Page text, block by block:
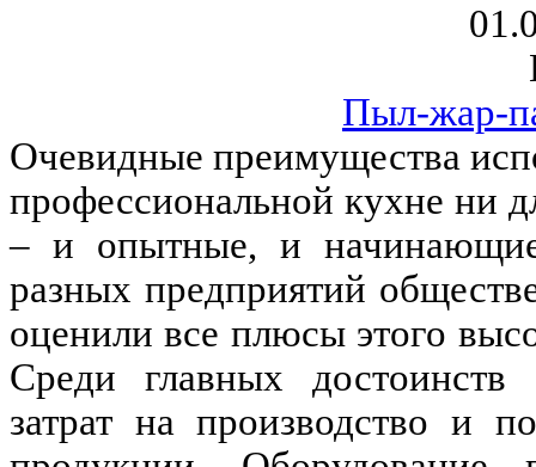
Пыл-жар-
Очевидные преимущества
профессиональной кухне ни
– и опытные, и начинающие
разных предприятий
оценили все плюсы этого
Среди главных достоинств
затрат на производство и